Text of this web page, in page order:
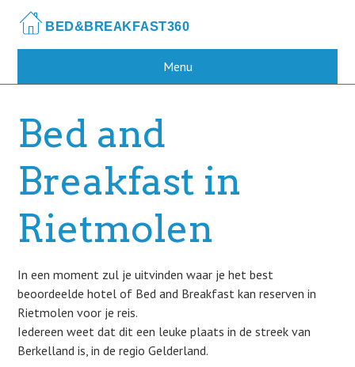
main
Menu
Bed and
Breakfast in
Rietmolen
In een moment zul je uitvinden waar je het best
beoordeelde hotel of Bed and Breakfast kan reserven in
Rietmolen voor je reis.
Iedereen weet dat dit een leuke plaats in de streek van
Berkelland is, in de regio Gelderland.